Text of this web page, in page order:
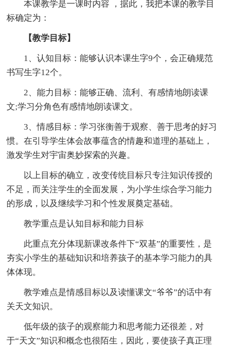
本课教学是一课时内容 ，据此，我把本课的教学目
标确定为：
【教学目标】
1、认知目标：能够认识本课生字9个，会正确规范
书写生字12个。
2、能力目标：能够正确、流利、有感情地朗读课
文;学习分角色有感情地朗读课文。
3、情感目标：学习张衡善于观察、善于思考的好习
惯。在引导学生体会故事蕴含的情趣和道理的基础上，
激发学生对宇宙奥妙探索的兴趣。
以上目标的确立，改变传统目标只专注知识传授的
不足，而关注学生的全面发展，为小学生综合学习能力
的形成，以及继续学习和个性发展奠定基础。
教学重点是认知目标和能力目标
此重点充分体现新课改条件下“双基”的重要性，是
夯实小学生的基础知识和培养孩子的基本学习能力的具
体体现。
教学难点是情感目标以及读懂课文“爷爷”的话中有
关天文知识。
低年级的孩子的观察能力和思考能力还很差，对
于“天文”知识和概念也很陌生，因此，要使孩子真正理